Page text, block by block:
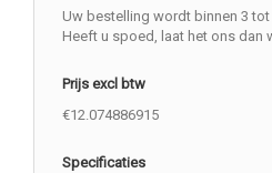
Uw bestelling wordt binnen 3
Heeft u spoed, laat het ons dan
Prijs excl btw
€12.074886915
Specificaties